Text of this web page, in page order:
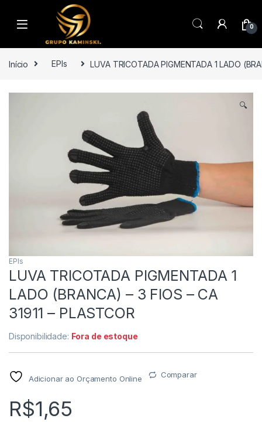
Saltar para navegação
Pular para o conteúdo
0
Início EPIs LUVA TRICOTADA PIGMENTADA 1 LADO
🔍
EPIs
LUVA TRICOTADA PIGMENTADA 1
LADO (BRANCA) – 3 FIOS – CA
31911 – PLASTCOR
Disponibilidade: Fora de estoque
Adicionar ao Orçamento Online Comparar
R$1,65